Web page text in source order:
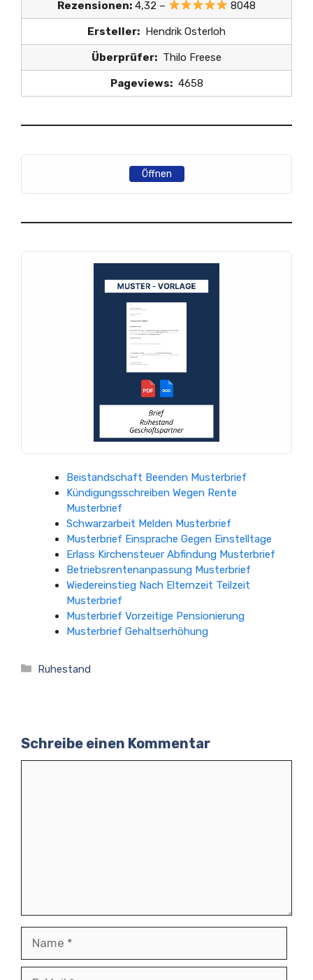
Rezensionen:4,32 – 8048
Ersteller: Hendrik Osterloh
Überprüfer: Thilo Freese
Pageviews:4658
Öffnen
Beistandschaft Beenden Musterbrief
Kündigungsschreiben Wegen Rente
Musterbrief
Schwarzarbeit Melden Musterbrief
Musterbrief Einsprache Gegen Einstelltage
Erlass Kirchensteuer Abfindung Musterbrief
Betriebsrentenanpassung Musterbrief
Wiedereinstieg Nach Elternzeit Teilzeit
Musterbrief
Musterbrief Vorzeitige Pensionierung
Musterbrief Gehaltserhöhung
Kategorien
Ruhestand
Schreibe einen Kommentar